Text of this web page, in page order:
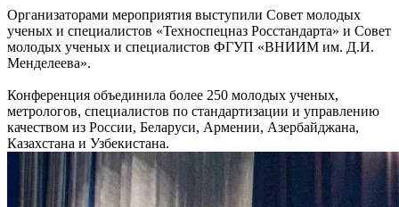
Организаторами мероприятия выступили Совет молодых
ученых и специалистов «Техноспецназ Росстандарта» и Совет
молодых ученых и специалистов ФГУП «ВНИИМ им. Д.И.
Менделеева».
Конференция объединила более 250 молодых ученых,
метрологов, специалистов по стандартизации и управлению
качеством из России, Беларуси, Армении, Азербайджана,
Казахстана и Узбекистана.